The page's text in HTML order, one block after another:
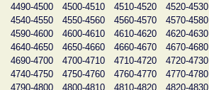
4490-4500
4500-4510 4510-4520 4520-4530
4540-4550
4550-4560 4560-4570 4570-4580
4590-4600
4600-4610 4610-4620 4620-4630
4640-4650
4650-4660 4660-4670 4670-4680
4690-4700
4700-4710 4710-4720 4720-4730
4740-4750
4750-4760 4760-4770 4770-4780
4790-4800
4800-4810 4810-4820 4820-4830